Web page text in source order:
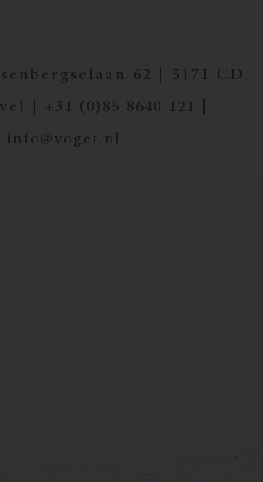
62 | 5171 CD
| +31 (0)85 8640 121 |
info@voget.nl